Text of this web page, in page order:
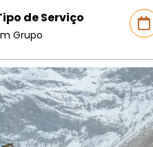
de Serviço
Grupo